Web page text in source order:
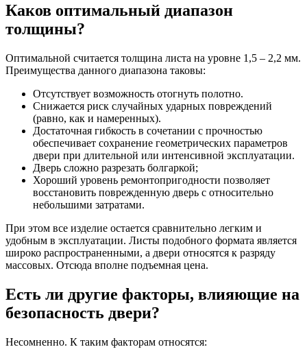
Каков оптимальный диапазон
толщины?
Оптимальной считается толщина листа на уровне 1,5 – 2,2 мм.
Преимущества данного диапазона таковы:
Отсутствует возможность отогнуть полотно.
Снижается риск случайных ударных повреждений
(равно, как и намеренных).
Достаточная гибкость в сочетании с прочностью
обеспечивает сохранение геометрических параметров
двери при длительной или интенсивной эксплуатации.
Дверь сложно разрезать болгаркой;
Хороший уровень ремонтопригодности позволяет
восстановить поврежденную дверь с относительно
небольшими затратами.
При этом все изделие остается сравнительно легким и
удобным в эксплуатации. Листы подобного формата является
широко распространенными, а двери относятся к разряду
массовых. Отсюда вполне подъемная цена.
Есть ли другие факторы, влияющие на
безопасность двери?
Несомненно. К таким факторам относятся: